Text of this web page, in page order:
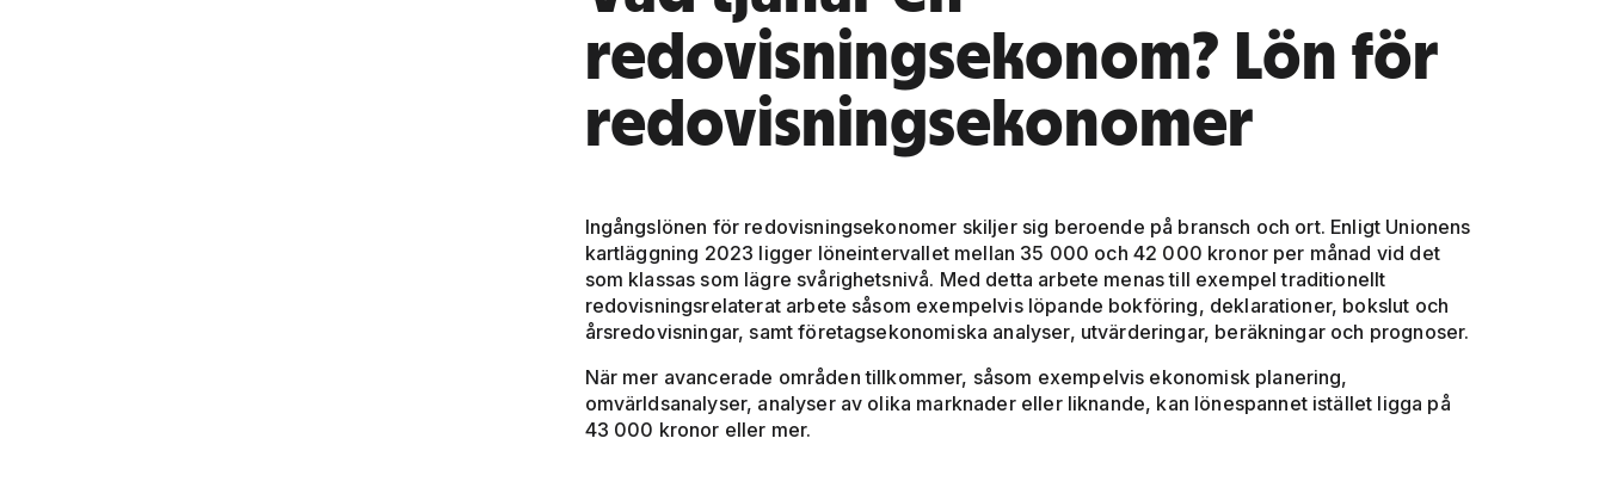
redovisningsekonom? Lön för
redovisningsekonomer
Ingångslönen för redovisningsekonomer skiljer sig beroende på bransch och ort. Enligt Unionens
kartläggning 2023 ligger löneintervallet mellan 35 000 och 42 000 kronor per månad vid det
som klassas som lägre svårighetsnivå. Med detta arbete menas till exempel traditionellt
redovisningsrelaterat arbete såsom exempelvis löpande bokföring, deklarationer, bokslut och
årsredovisningar, samt företagsekonomiska analyser, utvärderingar, beräkningar och prognoser.
När mer avancerade områden tillkommer, såsom exempelvis ekonomisk planering,
omvärldsanalyser, analyser av olika marknader eller liknande, kan lönespannet istället ligga på
43 000 kronor eller mer.